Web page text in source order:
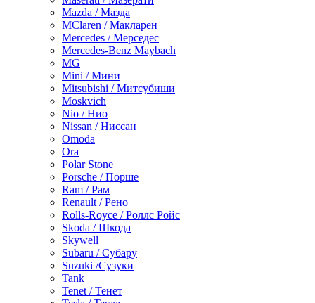
Mazda / Мазда
MClaren / Макларен
Mercedes / Мерседес
Mercedes-Benz Maybach
MG
Mini / Мини
Mitsubishi / Митсубиши
Moskvich
Nio / Нио
Nissan / Ниссан
Omoda
Ora
Polar Stone
Porsche / Порше
Ram / Рам
Renault / Рено
Rolls-Royce / Роллс Ройс
Skoda / Шкода
Skywell
Subaru / Субару
Suzuki /Сузуки
Tank
Tenet / Тенет